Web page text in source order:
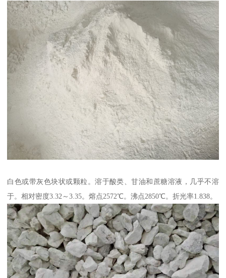
白色或带灰色块状或颗粒。溶于酸类、甘油和蔗糖溶液，几乎不溶
于。相对密度3.32～3.35。熔点2572℃。沸点2850℃。折光率1.838。